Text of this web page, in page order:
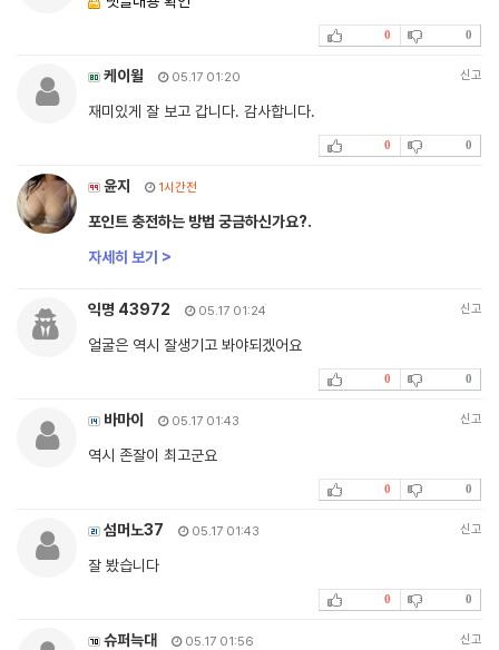
0 0
케이윌 05.17 01:20 신고
재미있게 잘 보고 갑니다. 감사합니다.
0 0
윤지 1시간전
포인트 충전하는 방법 궁금하신가요?.
자세히 보기 >
익명 43972 05.17 01:24 신고
얼굴은 역시 잘생기고 봐야되겠어요
0 0
바마이 05.17 01:43 신고
역시 존잘이 최고군요
0 0
섬머노37 05.17 01:43 신고
잘 봤습니다
0 0
슈퍼늑대 05.17 01:56 신고